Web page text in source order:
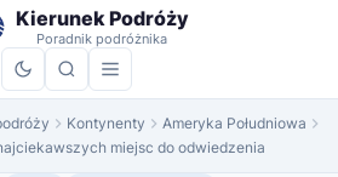
Kierunek Podróży
Poradnik podróżnika
Kontynenty
Ameryka Południowa
miejsc do odwiedzenia